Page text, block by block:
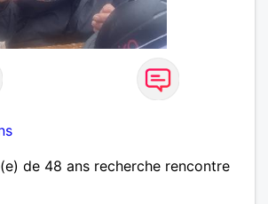
de 48 ans recherche rencontre